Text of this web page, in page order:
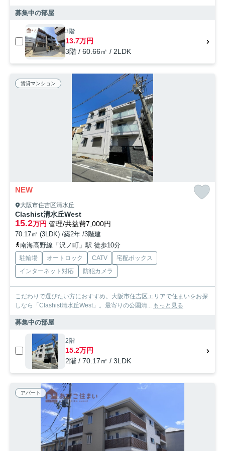
募集中の部屋
3階
13.7万円
3階 / 60.66㎡ / 2LDK
賃貸マンション
NEW
大阪市住吉区清水丘
Clashist清水丘West
15.2万円 管理/共益費7,000円
70.17㎡ (3LDK) /築2年 /3階建
南海高野線「沢ノ町」駅 徒歩10分
駐輪場 オートロック CATV
宅配ボックス
インターネット対応
防犯カメラ
こだわりで選びたい方におすすめ。大阪市住吉区エリアで住まいをお探
しなら「Clashist清水丘West」。最寄りの公園清...
もっと見る
募集中の部屋
2階
15.2万円
2階 / 70.17㎡ / 3LDK
アパート